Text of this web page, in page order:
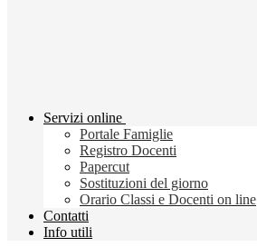
Servizi online
Portale Famiglie
Registro Docenti
Papercut
Sostituzioni del giorno
Orario Classi e Docenti on line
Contatti
Info utili